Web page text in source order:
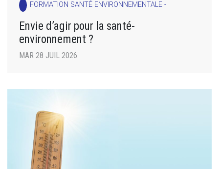
FORMATION SANTÉ ENVIRONNEMENTALE -
Envie d’agir pour la santé-
environnement ?
MAR 28 JUIL 2026